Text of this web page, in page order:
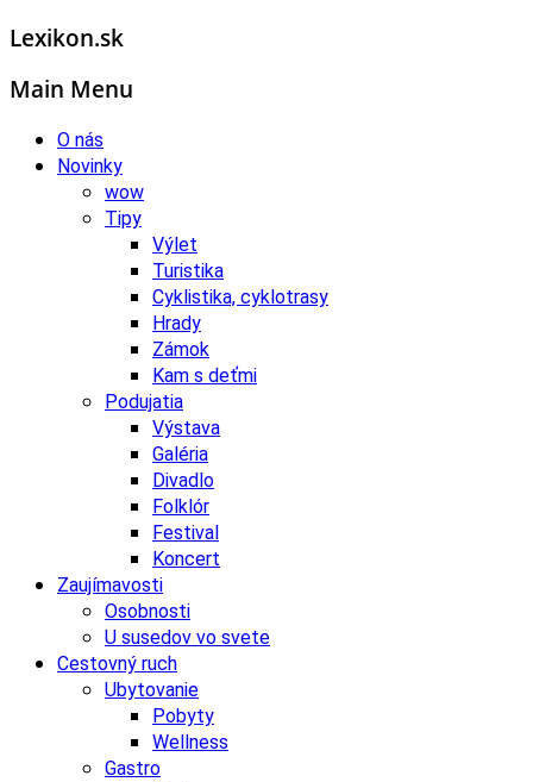
Lexikon.sk
Main Menu
O nás
Novinky
wow
Tipy
Výlet
Turistika
Cyklistika, cyklotrasy
Hrady
Zámok
Kam s deťmi
Podujatia
Výstava
Galéria
Divadlo
Folklór
Festival
Koncert
Zaujímavosti
Osobnosti
U susedov vo svete
Cestovný ruch
Ubytovanie
Pobyty
Wellness
Gastro